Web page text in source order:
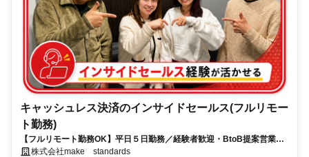
キャッシュレス決済のインサイドセールス(フルリモー
ト勤務)
【フルリモート勤務OK】平日５日勤務／経験者歓迎・BtoB提案営業で
スキルアップ
株式会社make standards